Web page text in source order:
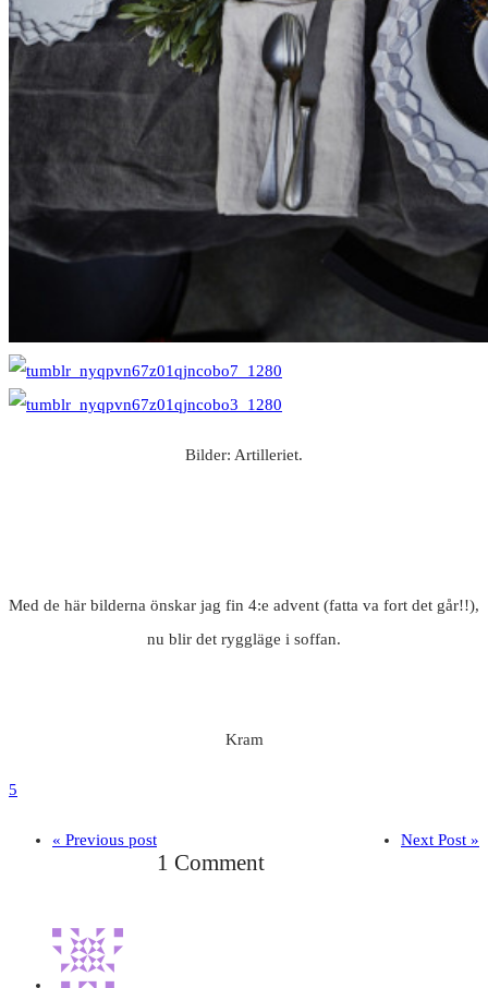
Bilder: Artilleriet.
Med de här bilderna önskar jag fin 4:e advent (fatta va fort det går!!),
nu blir det ryggläge i soffan.
Kram
5
« Previous post Next Post »
1 Comment